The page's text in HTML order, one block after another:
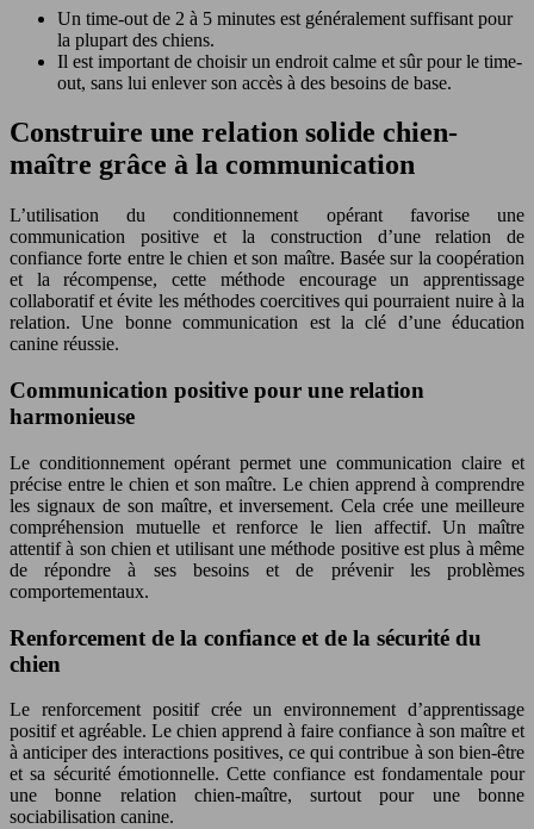
Un time-out de 2 à 5 minutes est généralement suffisant pour
la plupart des chiens.
Il est important de choisir un endroit calme et sûr pour le time-
out, sans lui enlever son accès à des besoins de base.
Construire une relation solide chien-
maître grâce à la communication
L’utilisation du conditionnement opérant favorise une
communication positive et la construction d’une relation de
confiance forte entre le chien et son maître. Basée sur la coopération
et la récompense, cette méthode encourage un apprentissage
collaboratif et évite les méthodes coercitives qui pourraient nuire à la
relation. Une bonne communication est la clé d’une éducation
canine réussie.
Communication positive pour une relation
harmonieuse
Le conditionnement opérant permet une communication claire et
précise entre le chien et son maître. Le chien apprend à comprendre
les signaux de son maître, et inversement. Cela crée une meilleure
compréhension mutuelle et renforce le lien affectif. Un maître
attentif à son chien et utilisant une méthode positive est plus à même
de répondre à ses besoins et de prévenir les problèmes
comportementaux.
Renforcement de la confiance et de la sécurité du
chien
Le renforcement positif crée un environnement d’apprentissage
positif et agréable. Le chien apprend à faire confiance à son maître et
à anticiper des interactions positives, ce qui contribue à son bien-être
et sa sécurité émotionnelle. Cette confiance est fondamentale pour
une bonne relation chien-maître, surtout pour une bonne
sociabilisation canine.